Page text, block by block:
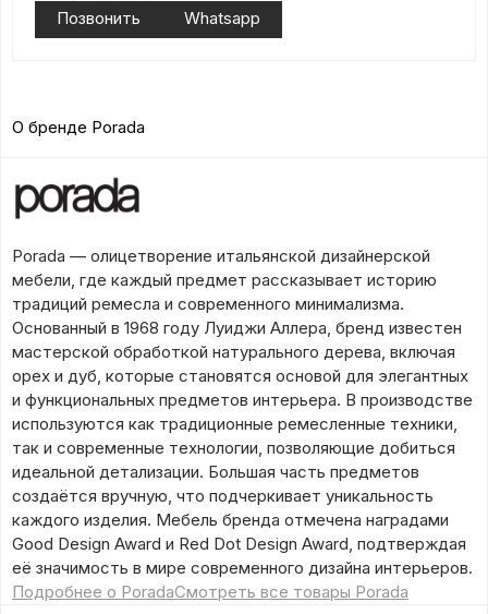
Позвонить
Whatsapp
О бренде Porada
Porada — олицетворение итальянской дизайнерской
мебели, где каждый предмет рассказывает историю
традиций ремесла и современного минимализма.
Основанный в 1968 году Луиджи Аллера, бренд известен
мастерской обработкой натурального дерева, включая
орех и дуб, которые становятся основой для элегантных
и функциональных предметов интерьера. В производстве
используются как традиционные ремесленные техники,
так и современные технологии, позволяющие добиться
идеальной детализации. Большая часть предметов
создаётся вручную, что подчеркивает уникальность
каждого изделия. Мебель бренда отмечена наградами
Good Design Award и Red Dot Design Award, подтверждая
её значимость в мире современного дизайна интерьеров.
Подробнее о PoradaСмотреть все товары Porada